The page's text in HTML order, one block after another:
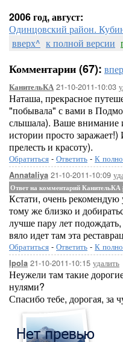
2006 год, август:
Одинцовский район.
вверх^ к полной версии
Комментарии (67):
КанительКА 21-10-2011-10:03
Наташа, прекрасное
"побывала" с вами в
слышала). Ваше внимание
истории просто
прелесть и красоту).
Обратиться - Ответить - К
Annataliya 21-10-2011-10:09
Ответ на комментарий КанительКА
Кстати, очень
тому же близко и
лучше пару лет
вяло идет там эта
Обратиться - Ответить - К
Ipola 21-10-2011-10:15 удалить
Неужели там такие
нулями?
Спасибо тебе, дорогая, за